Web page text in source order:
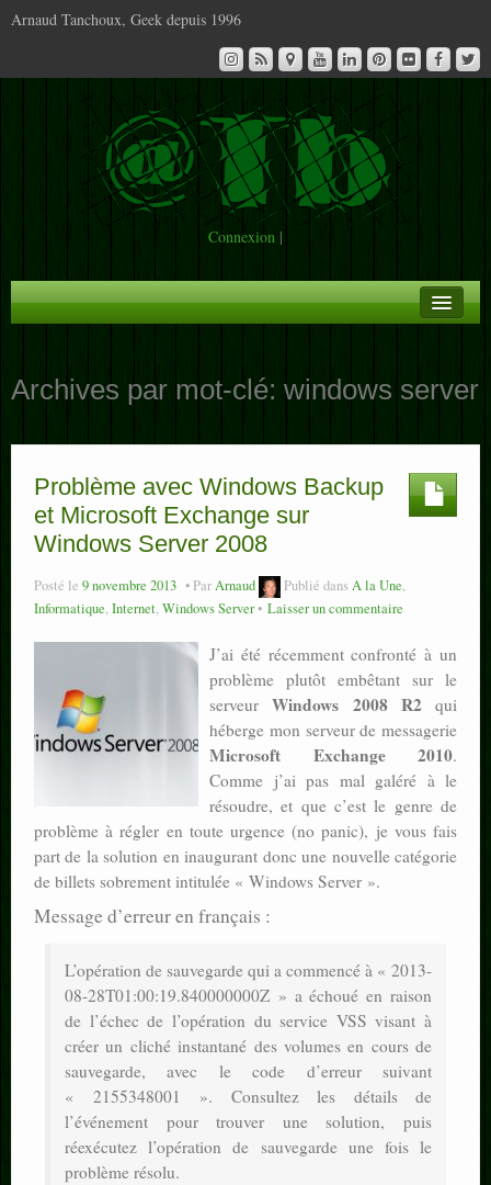
Arnaud Tanchoux, Geek depuis 1996
Connexion |
Infos
Contact
Archives par mot-clé: windows server
Problème avec Windows Backup
et Microsoft Exchange sur
Windows Server 2008
Posté le 9 novembre 2013 ParArnaud Publié dansA la Une,
Informatique,Internet,Windows Server Laisser un commentaire
J’ai été récemment confronté à un
problème plutôt embêtant sur le
serveurWindows 2008 R2qui
héberge mon serveur de messagerie
Microsoft Exchange 2010.
Comme j’ai pas mal galéré à le
résoudre, et que c’est le genre de
problème à régler en toute urgence (no panic), je vous fais
part de la solution en inaugurant donc une nouvelle catégorie
de billets sobrement intitulée « Windows Server ».
Message d’erreur en français :
L’opération de sauvegarde qui a commencé à « 2013-
08-28T01:00:19.840000000Z » a échoué en raison
de l’échec de l’opération du service VSS visant à
créer un cliché instantané des volumes en cours de
sauvegarde, avec le code d’erreur suivant
« 2155348001 ». Consultez les détails de
l’événement pour trouver une solution, puis
réexécutez l’opération de sauvegarde une fois le
problème résolu.